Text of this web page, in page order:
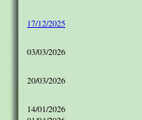
17/12/2025
03/03/2026
20/03/2026
14/01/2026